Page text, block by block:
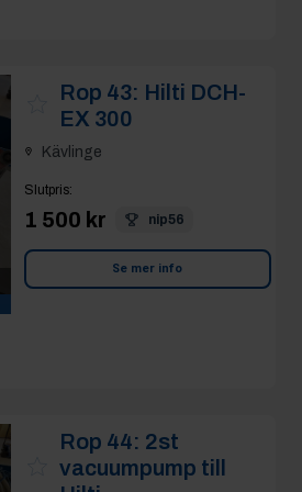
Rop 43: Hilti DCH-
EX 300
Kävlinge
Slutpris:
1 500 kr nip56
Se mer info
Rop 44: 2st
vacuumpump till